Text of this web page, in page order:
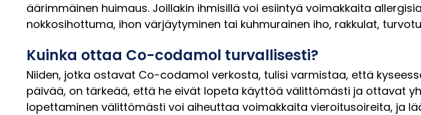
äärimmäinen huimaus. Joillakin ihmisillä voi esiintyä voimakkaita
nokkosihottuma, ihon värjäytyminen tai kuhmurainen iho, rakkulat,
Kuinka ottaa Co-codamol turvallisesti?
Niiden, jotka ostavat Co-codamol verkosta, tulisi varmistaa, että
päivää, on tärkeää, että he eivät lopeta käyttöä välittömästi ja ottavat
lopettaminen välittömästi voi aiheuttaa voimakkaita vieroitusoireita, ja